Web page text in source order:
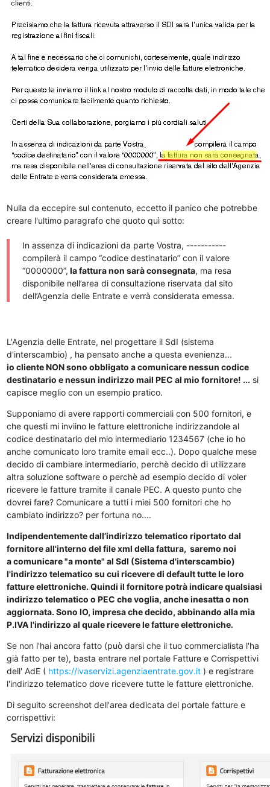
Nulla da eccepire sul contenuto, eccetto il panico che potrebbe
creare l'ultimo paragrafo che quoto quì sotto:
In assenza di indicazioni da parte Vostra, -----------
compilerà il campo “codice destinatario” con il valore
“0000000”, la fattura non sarà consegnata, ma resa
disponibile nell’area di consultazione riservata dal sito
dell’Agenzia delle Entrate e verrà considerata emessa.
L'Agenzia delle Entrate, nel progettare il SdI (sistema
d'interscambio) , ha pensato anche a questa evenienza...
io cliente NON sono obbligato a comunicare nessun codice
destinatario e nessun indirizzo mail PEC al mio fornitore! ... si
capisce meglio con un esempio pratico.
Supponiamo di avere rapporti commerciali con 500 fornitori, e
che questi mi inviino le fatture elettroniche indirizzandole al
codice destinatario del mio intermediario 1234567 (che io ho
anche comunicato loro tramite email ecc..). Dopo qualche mese
decido di cambiare intermediario, perchè decido di utilizzare
altra soluzione software o perchè ad esempio decido di voler
ricevere le fatture tramite il canale PEC. A questo punto che
dovrei fare? Comunicare a tutti i miei 500 fornitori che ho
cambiato indirizzo? per fortuna no....
Indipendentemente dall’indirizzo telematico riportato dal
fornitore all'interno del file xml della fattura, saremo noi
a comunicare "a monte" al SdI (Sistema d'interscambio)
l'indirizzo telematico su cui ricevere di default tutte le loro
fatture elettroniche. Quindi il fornitore potrà indicare qualsiasi
indirizzo telematico o PEC che voglia, anche inesatta o non
aggiornata. Sono IO, impresa che decido, abbinando alla mia
P.IVA l'indirizzo al quale ricevere le fatture elettroniche.
Se non l'hai ancora fatto (può darsi che il tuo commercialista l'ha
già fatto per te), basta entrare nel portale Fatture e Corrispettivi
dell' AdE ( https://ivaservizi.agenziaentrate.gov.it) e registrare
l'indirizzo telematico dove ricevere tutte le fatture elettroniche.
Di seguito screenshot dell'area dedicata del portale fatture e
corrispettivi: